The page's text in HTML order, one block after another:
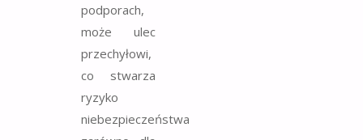
podporach,
może ulec
przechyłowi,
co stwarza
ryzyko
niebezpieczeństwa